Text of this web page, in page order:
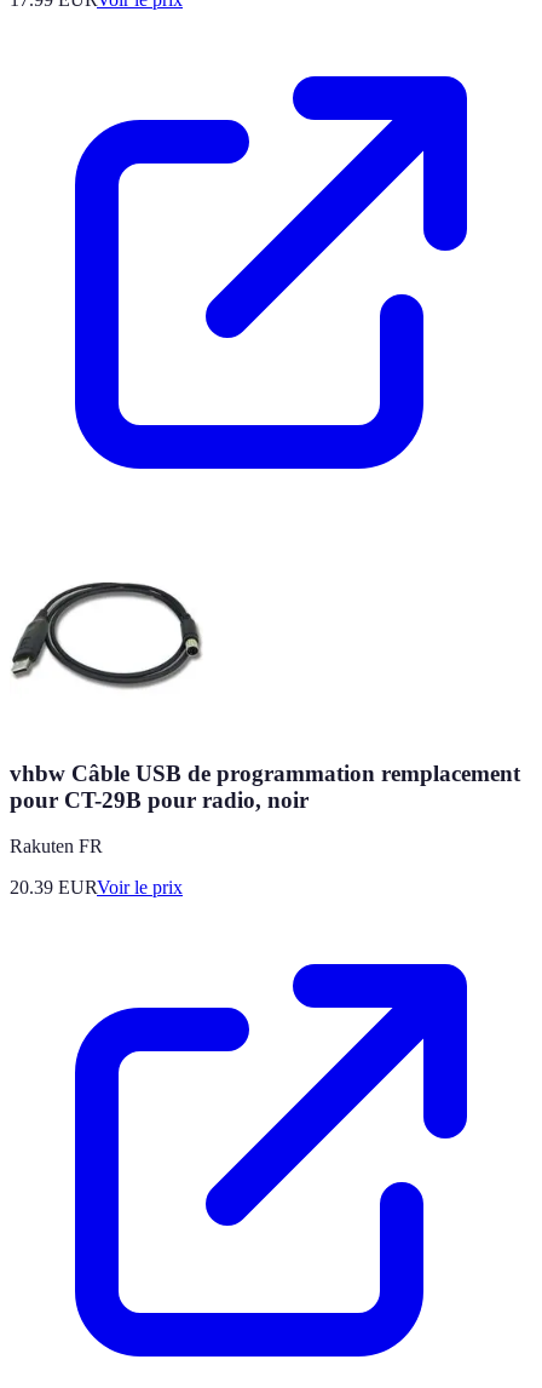
vhbw Câble USB de programmation remplacement
pour CT-29B pour radio, noir
Rakuten FR
20.39 EURVoir le prix